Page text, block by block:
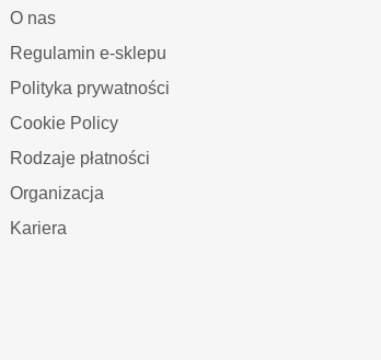
O nas
Regulamin e-sklepu
Polityka prywatności
Cookie Policy
Rodzaje płatności
Organizacja
Kariera